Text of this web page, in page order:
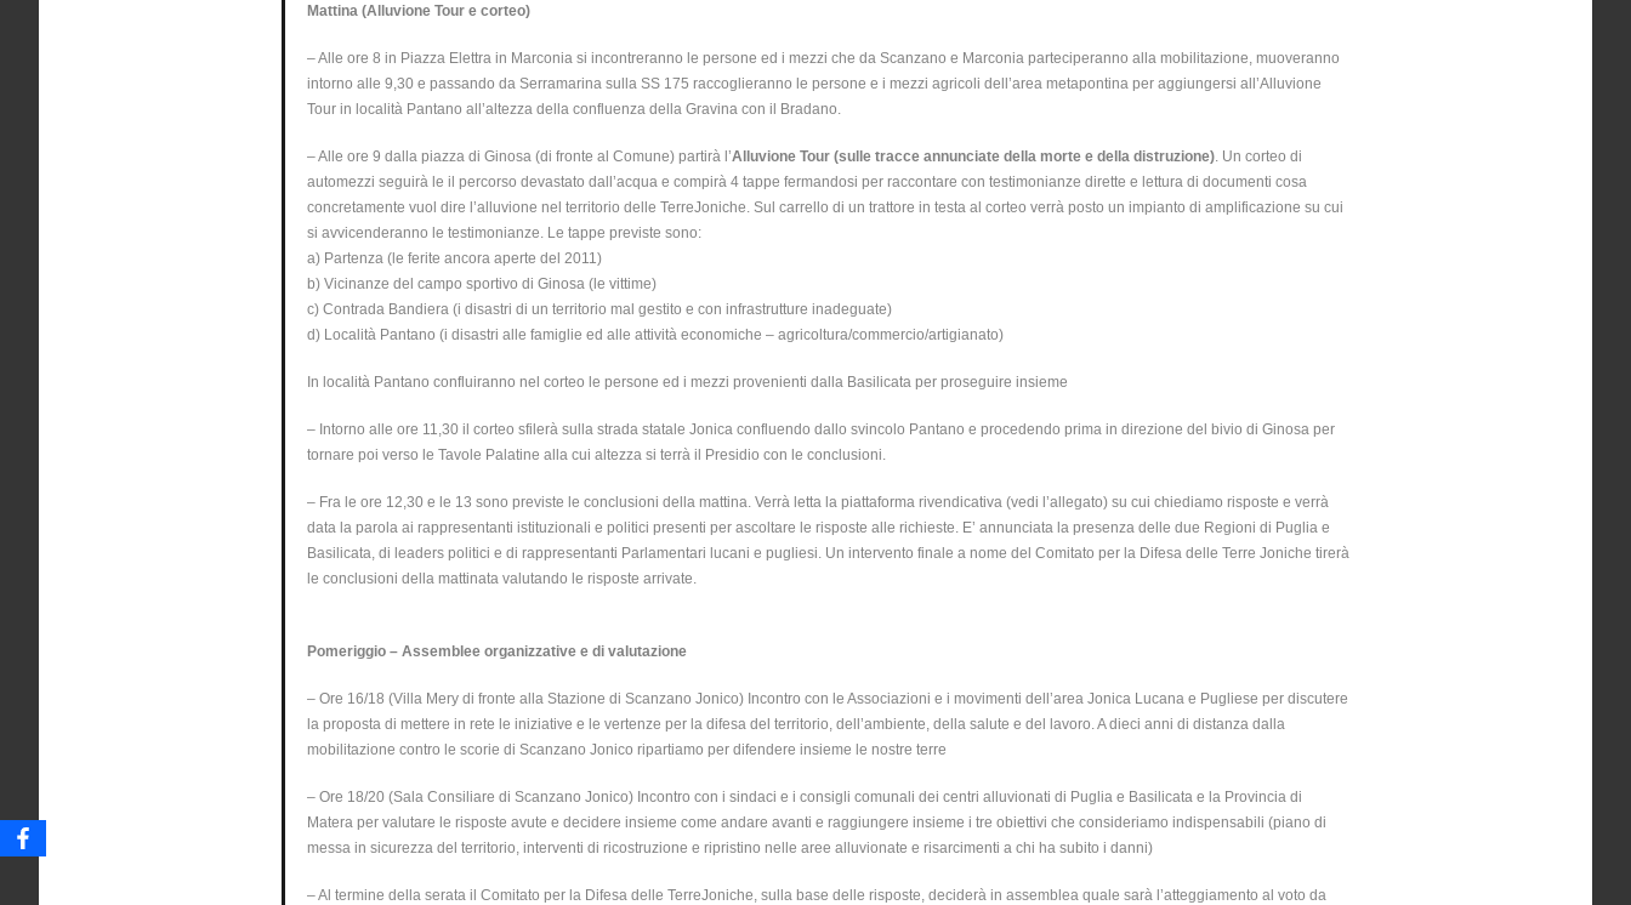
Mattina (Alluvione Tour e corteo)
– Alle ore 8 in Piazza Elettra in Marconia si incontreranno le persone ed i mezzi che da Scanzano e Marconia parteciperanno alla mobilitazione, muoveranno
intorno alle 9,30 e passando da Serramarina sulla SS 175 raccoglieranno le persone e i mezzi agricoli dell’area metapontina per aggiungersi all’Alluvione
Tour in località Pantano all’altezza della confluenza della Gravina con il Bradano.
– Alle ore 9 dalla piazza di Ginosa (di fronte al Comune) partirà l’Alluvione Tour (sulle tracce annunciate della morte e della distruzione). Un corteo di
automezzi seguirà le il percorso devastato dall’acqua e compirà 4 tappe fermandosi per raccontare con testimonianze dirette e lettura di documenti cosa
concretamente vuol dire l’alluvione nel territorio delle TerreJoniche. Sul carrello di un trattore in testa al corteo verrà posto un impianto di amplificazione su cui
si avvicenderanno le testimonianze. Le tappe previste sono:
a) Partenza (le ferite ancora aperte del 2011)
b) Vicinanze del campo sportivo di Ginosa (le vittime)
c) Contrada Bandiera (i disastri di un territorio mal gestito e con infrastrutture inadeguate)
d) Località Pantano (i disastri alle famiglie ed alle attività economiche – agricoltura/commercio/artigianato)
In località Pantano confluiranno nel corteo le persone ed i mezzi provenienti dalla Basilicata per proseguire insieme
– Intorno alle ore 11,30 il corteo sfilerà sulla strada statale Jonica confluendo dallo svincolo Pantano e procedendo prima in direzione del bivio di Ginosa per
tornare poi verso le Tavole Palatine alla cui altezza si terrà il Presidio con le conclusioni.
– Fra le ore 12,30 e le 13 sono previste le conclusioni della mattina. Verrà letta la piattaforma rivendicativa (vedi l’allegato) su cui chiediamo risposte e verrà
data la parola ai rappresentanti istituzionali e politici presenti per ascoltare le risposte alle richieste. E’ annunciata la presenza delle due Regioni di Puglia e
Basilicata, di leaders politici e di rappresentanti Parlamentari lucani e pugliesi. Un intervento finale a nome del Comitato per la Difesa delle Terre Joniche tirerà
le conclusioni della mattinata valutando le risposte arrivate.
Pomeriggio – Assemblee organizzative e di valutazione
– Ore 16/18 (Villa Mery di fronte alla Stazione di Scanzano Jonico) Incontro con le Associazioni e i movimenti dell’area Jonica Lucana e Pugliese per discutere
la proposta di mettere in rete le iniziative e le vertenze per la difesa del territorio, dell’ambiente, della salute e del lavoro. A dieci anni di distanza dalla
mobilitazione contro le scorie di Scanzano Jonico ripartiamo per difendere insieme le nostre terre
– Ore 18/20 (Sala Consiliare di Scanzano Jonico) Incontro con i sindaci e i consigli comunali dei centri alluvionati di Puglia e Basilicata e la Provincia di
Matera per valutare le risposte avute e decidere insieme come andare avanti e raggiungere insieme i tre obiettivi che consideriamo indispensabili (piano di
messa in sicurezza del territorio, interventi di ricostruzione e ripristino nelle aree alluvionate e risarcimenti a chi ha subito i danni)
– Al termine della serata il Comitato per la Difesa delle TerreJoniche, sulla base delle risposte, deciderà in assemblea quale sarà l’atteggiamento al voto da